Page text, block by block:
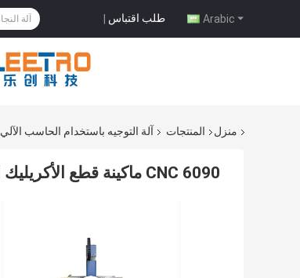
Arabic طلب اقتباس |
منزل المنتجات آلة التوجيه باستخدام الحاسب الآلي ATC
6090 CNC ماكينة قطع الأكريليك النقش ATC Wood CNC Router Carving